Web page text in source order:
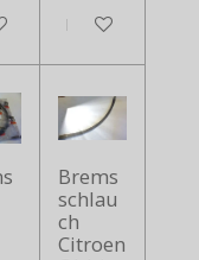
Warenkorb
In den
Brems
schlau
ch
Citroen